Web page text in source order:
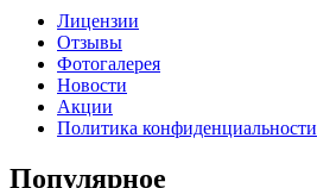
Лицензии
Отзывы
Фотогалерея
Новости
Акции
Политика конфиденциальности
Популярное